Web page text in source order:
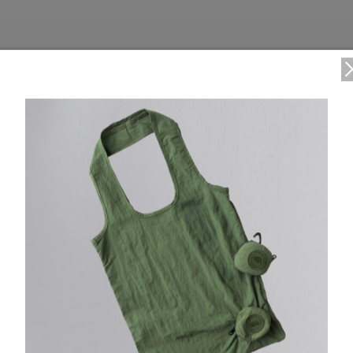
ドローコード付きのゴムウエスト
ジャージー素材のハンドポケット
仕様が変更する場合がございます。
Hip 102cm